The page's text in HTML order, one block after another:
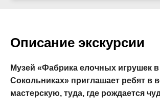
Описание экскурсии
Музей «Фабрика елочных игрушек в
Сокольниках» приглашает ребят в
мастерскую, туда, где рождается